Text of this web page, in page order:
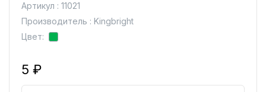
Артикул : 11021
Производитель : Kingbright
Цвет:
5 ₽